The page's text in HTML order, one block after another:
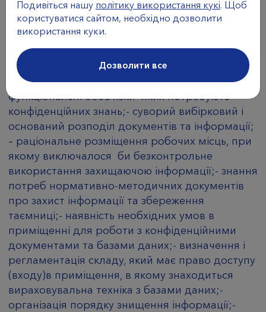
засобів, встановлених федеральними
законами.
5.3. Для забезпечення внутрішнього захисту
персональних даних необхідно дотримуватись
ряду мір: обмеження і регламентація складу,
функціональні обов’язки яких потребують
конфіденційних знань;- суворий вибірковий і
оснований розподіл документів та інформації;
– раціональне розміщення робочих місць, при
якому виключалося би безконтрольне
використання захищаючою інформації;- знання
потреб нормативно-методичних документів
про захист інформації та збереження
таємниці;- наявність необхідних умов в
приміщенні для роботи з конфіденційними
документами та базами даних;- визначення і
регламентація складу, який має право доступу
(входу)в приміщення, в якому знаходиться
вираховувальна техніка з базами даних;-
організація порядку знищення інформації;-
Подивіться нашу політику використання кукі. Щоб
користуватися сайтом, необхідно дозволити
використання куки.
Дозволити все